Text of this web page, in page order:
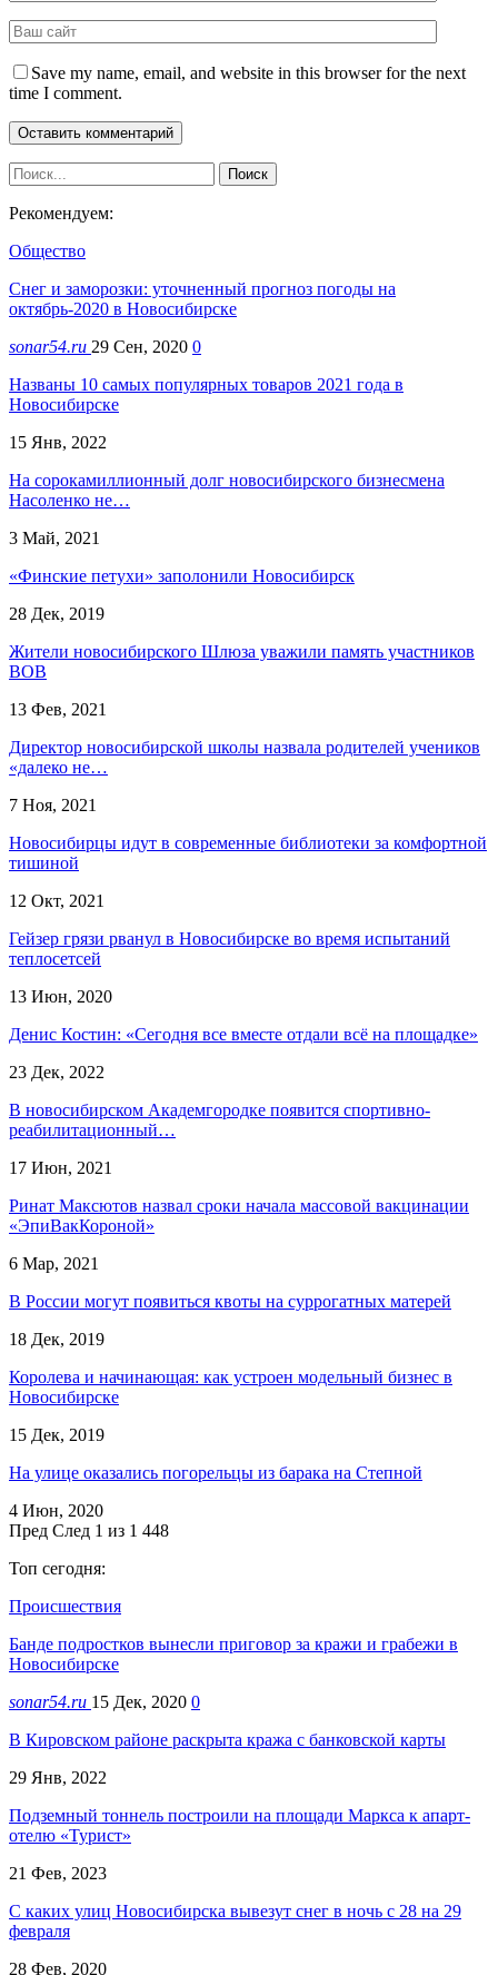
Save my name, email, and website in this browser for the next
time I comment.
Рекомендуем:
Общество
Снег и заморозки: уточненный прогноз погоды на
октябрь-2020 в Новосибирске
sonar54.ru 29 Сен, 2020 0
Названы 10 самых популярных товаров 2021 года в
Новосибирске
15 Янв, 2022
На сорокамиллионный долг новосибирского бизнесмена
Насоленко не…
3 Май, 2021
«Финские петухи» заполонили Новосибирск
28 Дек, 2019
Жители новосибирского Шлюза уважили память участников
ВОВ
13 Фев, 2021
Директор новосибирской школы назвала родителей учеников
«далеко не…
7 Ноя, 2021
Новосибирцы идут в современные библиотеки за комфортной
тишиной
12 Окт, 2021
Гейзер грязи рванул в Новосибирске во время испытаний
теплосетсей
13 Июн, 2020
Денис Костин: «Сегодня все вместе отдали всё на площадке»
23 Дек, 2022
В новосибирском Академгородке появится спортивно-
реабилитационный…
17 Июн, 2021
Ринат Максютов назвал сроки начала массовой вакцинации
«ЭпиВакКороной»
6 Мар, 2021
В России могут появиться квоты на суррогатных матерей
18 Дек, 2019
Королева и начинающая: как устроен модельный бизнес в
Новосибирске
15 Дек, 2019
На улице оказались погорельцы из барака на Степной
4 Июн, 2020
Пред След 1 из 1 448
Топ сегодня:
Происшествия
Банде подростков вынесли приговор за кражи и грабежи в
Новосибирске
sonar54.ru 15 Дек, 2020 0
В Кировском районе раскрыта кража с банковской карты
29 Янв, 2022
Подземный тоннель построили на площади Маркса к апарт-
отелю «Турист»
21 Фев, 2023
С каких улиц Новосибирска вывезут снег в ночь с 28 на 29
февраля
28 Фев, 2020